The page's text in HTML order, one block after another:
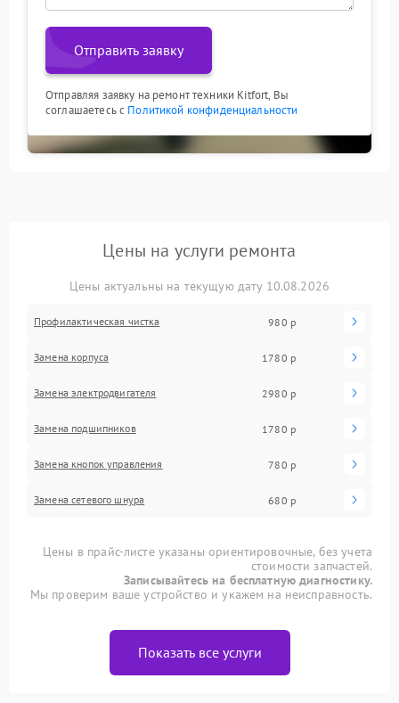
Отправить заявку
Отправляя заявку на ремонт техники Kitfort, Вы
соглашаетесь с Политикой конфиденциальности
Цены на услуги ремонта
Цены актуальны на текущую дату 10.08.2026
Профилактическая чистка 980 р
Замена корпуса 1780 р
Замена электродвигателя 2980 р
Замена подшипников 1780 р
Замена кнопок управления 780 р
Замена сетевого шнура 680 р
Цены в прайс-листе указаны ориентировочные, без учета
стоимости запчастей.
Записывайтесь на бесплатную диагностику.
Мы проверим ваше устройство и укажем на неисправность.
Показать все услуги